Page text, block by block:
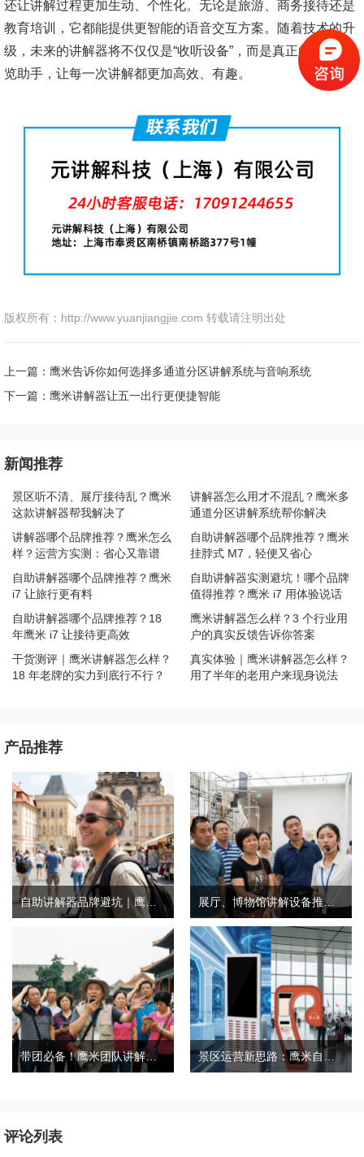
还让讲解过程更加生动、个性化。无论是旅游、商务接待还是
教育培训，它都能提供更智能的语音交互方案。随着技术的升
级，未来的讲解器将不仅仅是“收听设备”，而是真正的智能导
览助手，让每一次讲解都更加高效、有趣。
版权所有：http://www.yuanjiangjie.com 转载请注明出处
上一篇：鹰米告诉你如何选择多通道分区讲解系统与音响系统
下一篇：鹰米讲解器让五一出行更便捷智能
新闻推荐
景区听不清、展厅接待乱？鹰米
这款讲解器帮我解决了
讲解器怎么用才不混乱？鹰米多
通道分区讲解系统帮你解决
讲解器哪个品牌推荐？鹰米怎么
样？运营方实测：省心又靠谱
自助讲解器哪个品牌推荐？鹰米
挂脖式 M7，轻便又省心
自助讲解器哪个品牌推荐？鹰米
i7 让旅行更有料
自助讲解器实测避坑！哪个品牌
值得推荐？鹰米 i7 用体验说话
自助讲解器哪个品牌推荐？18
年鹰米 i7 让接待更高效
鹰米讲解器怎么样？3 个行业用
户的真实反馈告诉你答案
干货测评｜鹰米讲解器怎么样？
18 年老牌的实力到底行不行？
真实体验｜鹰米讲解器怎么样？
用了半年的老用户来现身说法
产品推荐
自助讲解器品牌避坑｜鹰米自助讲解器，实测好用不踩雷 展厅、博物馆讲解设备推荐｜分区讲解系统，解决多团队接待核心痛点
带团必备！鹰米团队讲解器，防串音 + 易管理双在线
评论列表